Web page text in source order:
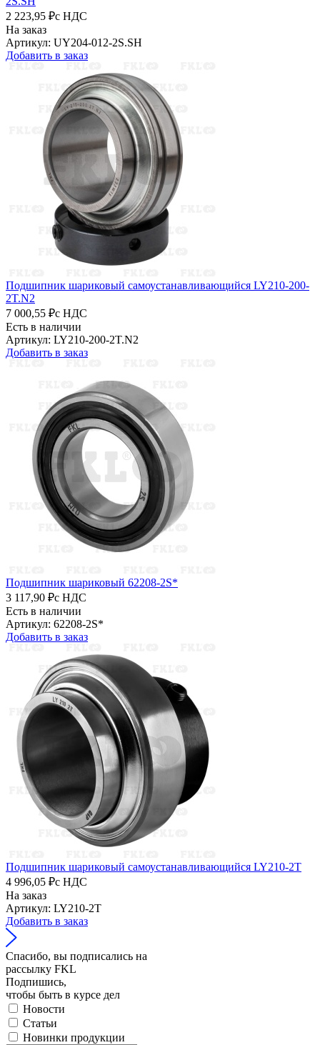
2 223,95 ₽с НДС
На заказ
Артикул: UY204-012-2S.SH
Добавить в заказ
Подшипник шариковый самоустанавливающийся LY210-200-
2T.N2
7 000,55 ₽с НДС
Есть в наличии
Артикул: LY210-200-2T.N2
Добавить в заказ
Подшипник шариковый 62208-2S*
3 117,90 ₽с НДС
Есть в наличии
Артикул: 62208-2S*
Добавить в заказ
Подшипник шариковый самоустанавливающийся LY210-2T
4 996,05 ₽с НДС
На заказ
Артикул: LY210-2T
Добавить в заказ
Спасибо, вы подписались на
рассылку FKL
Подпишись,
чтобы быть в курсе дел
Новости
Статьи
Новинки продукции